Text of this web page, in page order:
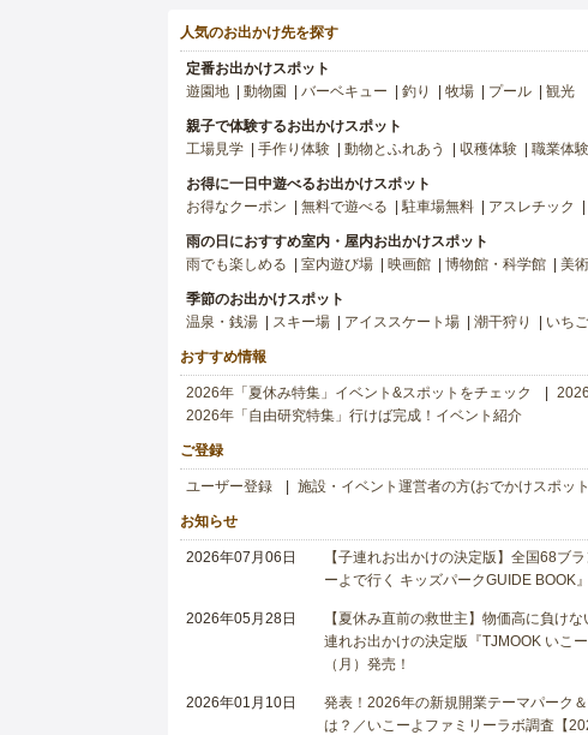
人気のお出かけ先を探す
定番お出かけスポット
遊園地
動物園 バーベキュー 釣り 牧場 プール 観光
親子で体験するお出かけスポット
工場見学
手作り体験 動物とふれあう 収穫体験 職業体験
お得に一日中遊べるお出かけスポット
お得なクーポン
無料で遊べる 駐車場無料 アスレチック
雨の日におすすめ室内・屋内お出かけスポット
雨でも楽しめる
室内遊び場 映画館 博物館・科学館 美
季節のお出かけスポット
温泉・銭湯
スキー場 アイススケート場 潮干狩り いち
おすすめ情報
2026年「夏休み特集」イベント&スポットをチェック
2026年「自由研究特集」行けば完成！イベント紹介
ご登録
ユーザー登録 施設・イベント運営者の方(おでかけスポッ
お知らせ
2026年07月06日
【子連れお出かけの決定版】全国68ブ
ーよで行く キッズパークGUIDE BOOK
2026年05月28日
【夏休み直前の救世主】物価高に負け
連れお出かけの決定版『TJMOOK いこ
（月）発売！
2026年01月10日
発表！2026年の新規開業テーマパーク
は？／いこーよファミリーラボ調査【